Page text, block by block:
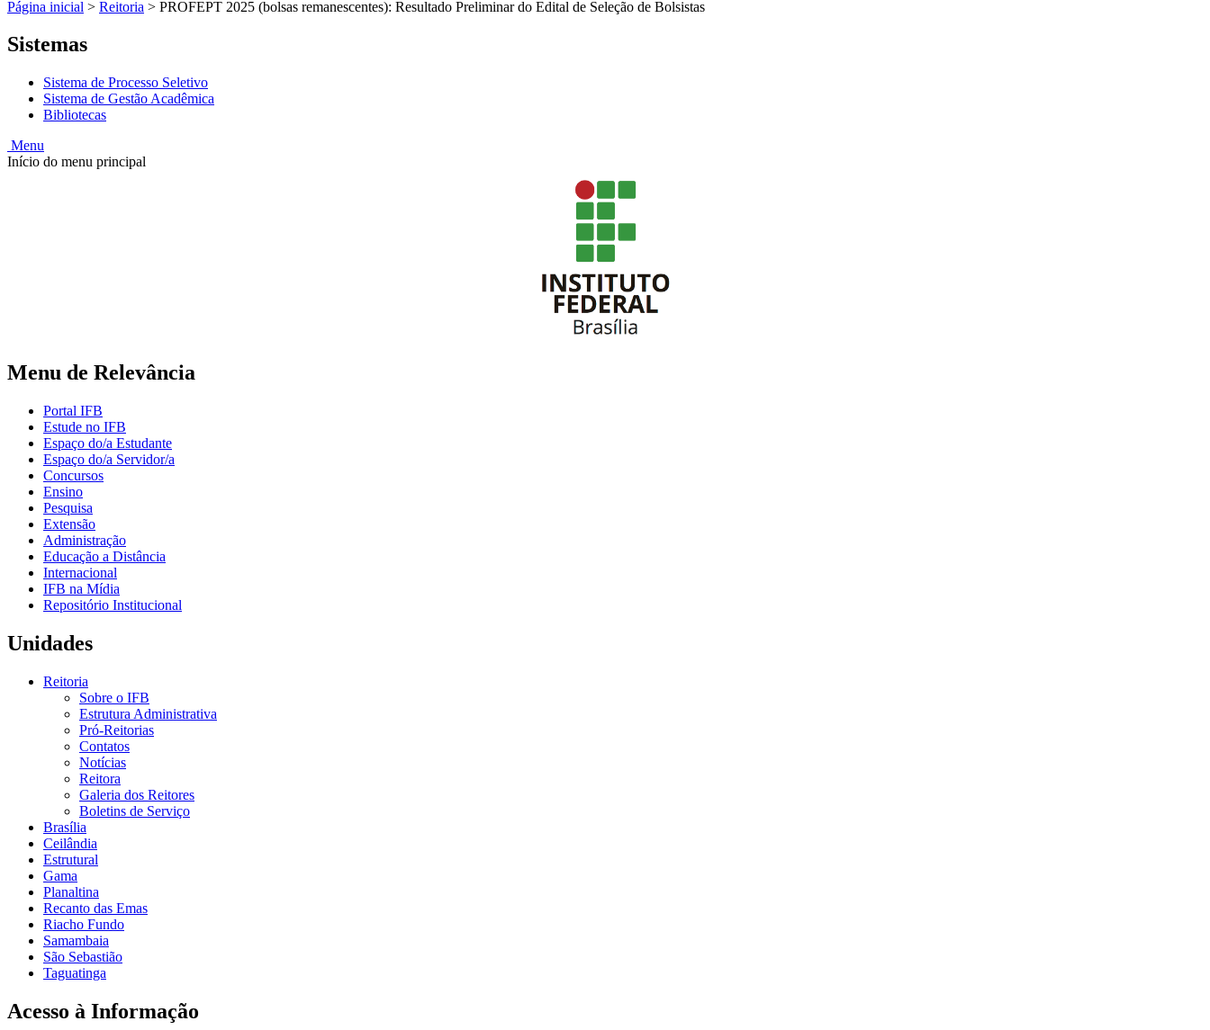
Página inicial > Reitoria > PROFEPT 2025 (bolsas remanescentes): Resultado Preliminar do Edital de Seleção de Bolsistas
Sistemas
Sistema de Processo Seletivo
Sistema de Gestão Acadêmica
Bibliotecas
Menu
Início do menu principal
Menu de Relevância
Portal IFB
Estude no IFB
Espaço do/a Estudante
Espaço do/a Servidor/a
Concursos
Ensino
Pesquisa
Extensão
Administração
Educação a Distância
Internacional
IFB na Mídia
Repositório Institucional
Unidades
Reitoria
Sobre o IFB
Estrutura Administrativa
Pró-Reitorias
Contatos
Notícias
Reitora
Galeria dos Reitores
Boletins de Serviço
Brasília
Ceilândia
Estrutural
Gama
Planaltina
Recanto das Emas
Riacho Fundo
Samambaia
São Sebastião
Taguatinga
Acesso à Informação